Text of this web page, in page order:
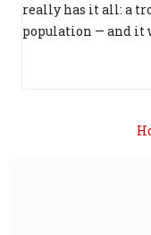
really has it all: a
population — and it